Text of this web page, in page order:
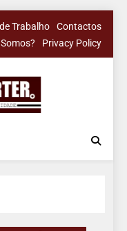
Trabalho
Contactos
Privacy Policy